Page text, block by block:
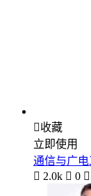
收藏
立即使用
通信与广电
 2.0k  0 